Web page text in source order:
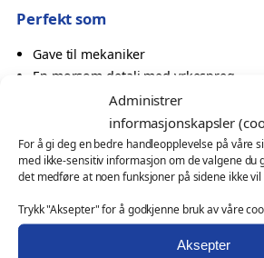
Administrer
informasjonskapsler
For å gi deg en bedre handleopplevelse på våre
med ikke-sensitiv informasjon om de valgene du
det medføre at noen funksjoner på sidene ikke
Trykk "Aksepter" for å godkjenne bruk av våre
Aksepter
r
K
v
k
y
D
u
c
Perfekt som
Gave til mekaniker
En morsom detalj med yrkespreg
Oppmerksomhet til kollega
Samlerobjekt med karakter
Også velegnet som
serviceaktører